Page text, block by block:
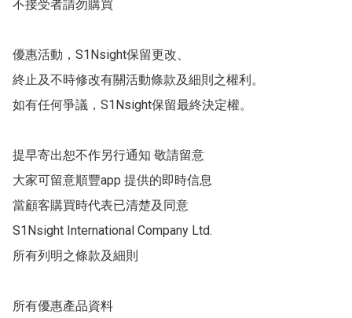
不接受者請勿購買
優惠活動，S1Nsight保留更改、
終止及不時修改有關活動條款及細則之權利。
如有任何爭議，S1Nsight保留最終決定權。
提早寄出恕不作另行通知 敬請留意
大家可留意順豐app 提供的即時信息
當顧客購買時代表已清楚及同意
S1Nsight International Company Ltd.
所有列明之條款及細則
所有優惠產品資料